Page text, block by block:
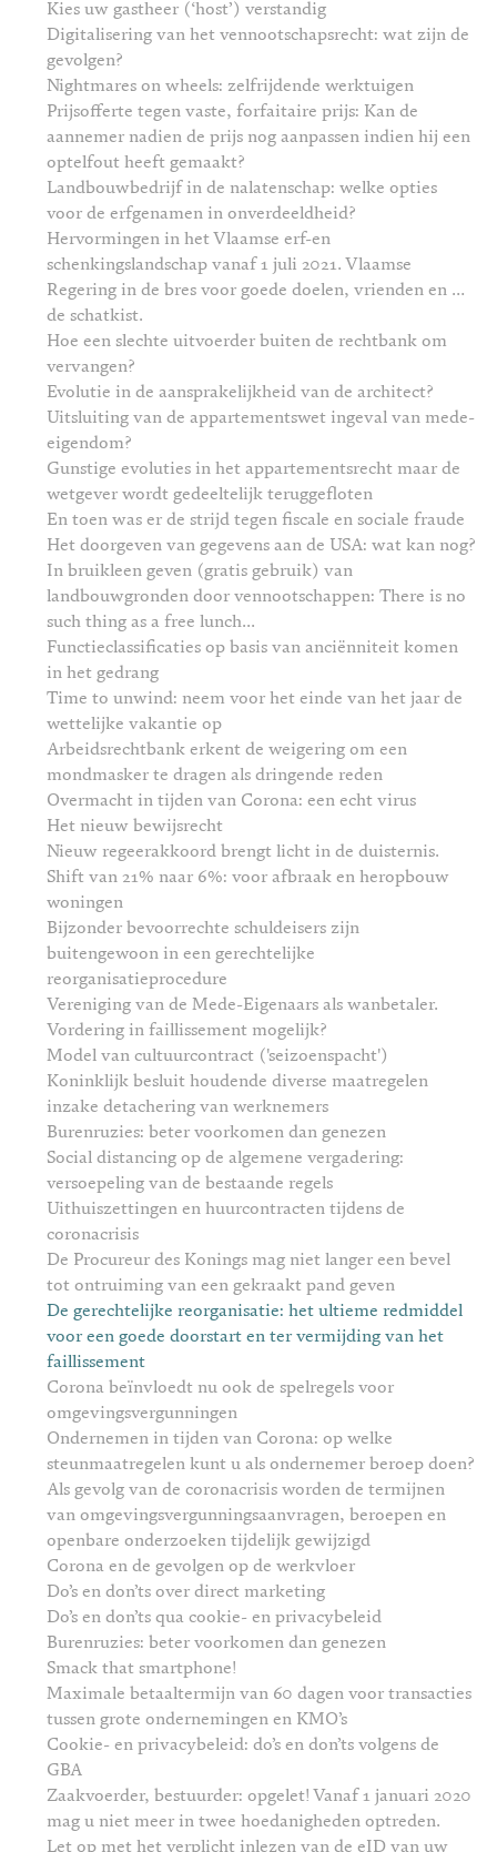
Kies uw gastheer (‘host’) verstandig
Digitalisering van het vennootschapsrecht: wat zijn de
gevolgen?
Nightmares on wheels: zelfrijdende werktuigen
Prijsofferte tegen vaste, forfaitaire prijs: Kan de
aannemer nadien de prijs nog aanpassen indien hij een
optelfout heeft gemaakt?
Landbouwbedrijf in de nalatenschap: welke opties
voor de erfgenamen in onverdeeldheid?
Hervormingen in het Vlaamse erf-en
schenkingslandschap vanaf 1 juli 2021. Vlaamse
Regering in de bres voor goede doelen, vrienden en …
de schatkist.
Hoe een slechte uitvoerder buiten de rechtbank om
vervangen?
Evolutie in de aansprakelijkheid van de architect?
Uitsluiting van de appartementswet ingeval van mede-
eigendom?
Gunstige evoluties in het appartementsrecht maar de
wetgever wordt gedeeltelijk teruggefloten
En toen was er de strijd tegen fiscale en sociale fraude
Het doorgeven van gegevens aan de USA: wat kan nog?
In bruikleen geven (gratis gebruik) van
landbouwgronden door vennootschappen: There is no
such thing as a free lunch...
Functieclassificaties op basis van anciënniteit komen
in het gedrang
Time to unwind: neem voor het einde van het jaar de
wettelijke vakantie op
Arbeidsrechtbank erkent de weigering om een
mondmasker te dragen als dringende reden
Overmacht in tijden van Corona: een echt virus
Het nieuw bewijsrecht
Nieuw regeerakkoord brengt licht in de duisternis.
Shift van 21% naar 6%: voor afbraak en heropbouw
woningen
Bijzonder bevoorrechte schuldeisers zijn
buitengewoon in een gerechtelijke
reorganisatieprocedure
Vereniging van de Mede-Eigenaars als wanbetaler.
Vordering in faillissement mogelijk?
Model van cultuurcontract ('seizoenspacht')
Koninklijk besluit houdende diverse maatregelen
inzake detachering van werknemers
Burenruzies: beter voorkomen dan genezen
Social distancing op de algemene vergadering:
versoepeling van de bestaande regels
Uithuiszettingen en huurcontracten tijdens de
coronacrisis
De Procureur des Konings mag niet langer een bevel
tot ontruiming van een gekraakt pand geven
De gerechtelijke reorganisatie: het ultieme redmiddel
voor een goede doorstart en ter vermijding van het
faillissement
Corona beïnvloedt nu ook de spelregels voor
omgevingsvergunningen
Ondernemen in tijden van Corona: op welke
steunmaatregelen kunt u als ondernemer beroep doen?
Als gevolg van de coronacrisis worden de termijnen
van omgevingsvergunningsaanvragen, beroepen en
openbare onderzoeken tijdelijk gewijzigd
Corona en de gevolgen op de werkvloer
Do’s en don’ts over direct marketing
Do’s en don’ts qua cookie- en privacybeleid
Burenruzies: beter voorkomen dan genezen
Smack that smartphone!
Maximale betaaltermijn van 60 dagen voor transacties
tussen grote ondernemingen en KMO’s
Cookie- en privacybeleid: do’s en don’ts volgens de
GBA
Zaakvoerder, bestuurder: opgelet! Vanaf 1 januari 2020
mag u niet meer in twee hoedanigheden optreden.
Let op met het verplicht inlezen van de eID van uw